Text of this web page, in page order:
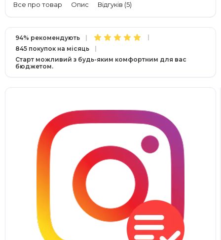
Все про товар Опис Відгуків (5)
94% рекомендують
845 покупок на місяць
Старт можливий з будь-яким комфортним для вас
бюджетом.